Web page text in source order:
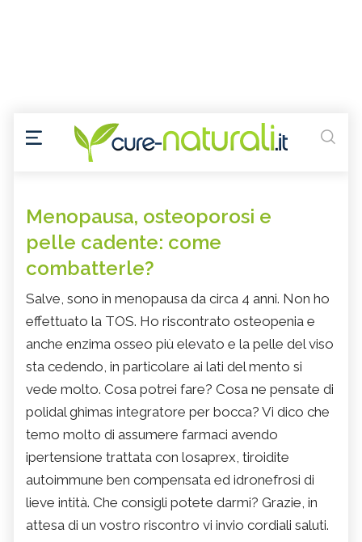
Menopausa, osteoporosi e
pelle cadente: come
combatterle?
Salve, sono in menopausa da circa 4 anni. Non ho
effettuato la TOS. Ho riscontrato osteopenia e
anche enzima osseo più elevato e la pelle del viso
sta cedendo, in particolare ai lati del mento si
vede molto. Cosa potrei fare? Cosa ne pensate di
polidal ghimas integratore per bocca? Vi dico che
temo molto di assumere farmaci avendo
ipertensione trattata con losaprex, tiroidite
autoimmune ben compensata ed idronefrosi di
lieve intità. Che consigli potete darmi? Grazie, in
attesa di un vostro riscontro vi invio cordiali saluti.